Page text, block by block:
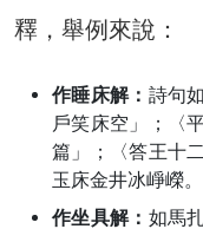
釋，舉例來說：
作睡床解： 詩句
戶笑床空」；〈
篇」；〈答王十
玉床金井冰崢嶸。
作坐具解： 如馬